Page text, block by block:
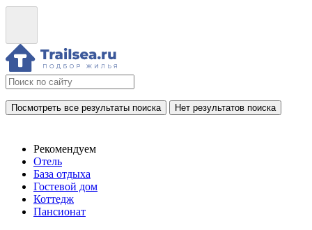
Посмотреть все результаты поиска Нет результатов поиска
Рекомендуем
Отель
База отдыха
Гостевой дом
Коттедж
Пансионат